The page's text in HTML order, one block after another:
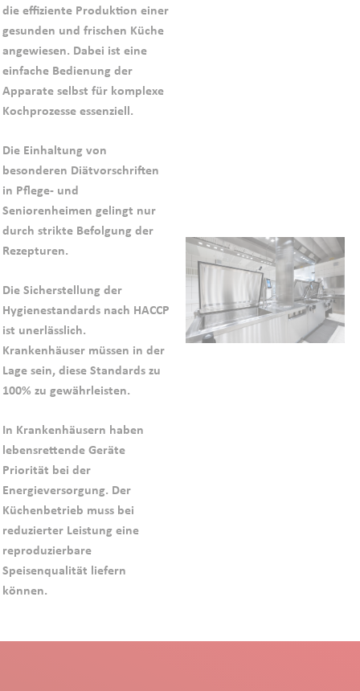
die effiziente Produktion einer
gesunden und frischen Küche
angewiesen. Dabei ist eine
einfache Bedienung der
Apparate selbst für komplexe
Kochprozesse essenziell.
Die Einhaltung von
besonderen Diätvorschriften
in Pflege- und
Seniorenheimen gelingt nur
durch strikte Befolgung der
Rezepturen.
Die Sicherstellung der
Hygienestandards nach HACCP
ist unerlässlich.
Krankenhäuser müssen in der
Lage sein, diese Standards zu
100% zu gewährleisten.
In Krankenhäusern haben
lebensrettende Geräte
Priorität bei der
Energieversorgung. Der
Küchenbetrieb muss bei
reduzierter Leistung eine
reproduzierbare
Speisenqualität liefern
können.